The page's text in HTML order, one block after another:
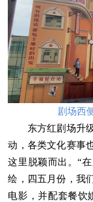
剧场西
东方红剧场升级
动，各类文化赛事
这里脱颖而出。“
绘，四五月份，我
电影，并配套餐